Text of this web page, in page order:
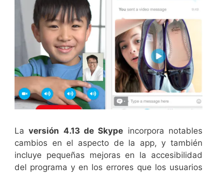
Laversión 4.13 de Skype incorpora notables
cambios en el aspecto de la app, y también
incluye pequeñas mejoras en la accesibilidad
del programa y en los errores que los usuarios